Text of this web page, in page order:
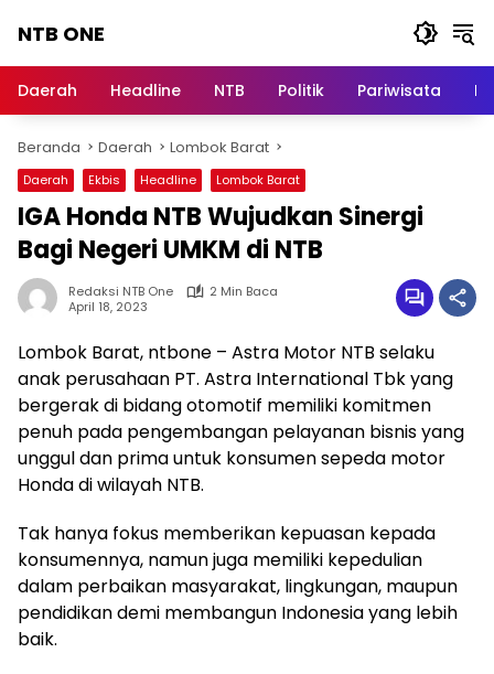
NTB ONE
dan
Berita
Lombok
Daerah Headline NTB Politik Pariwisata
Beranda Daerah Lombok Barat
Daerah Ekbis Headline Lombok Barat
IGA Honda NTB Wujudkan Sinergi
Bagi Negeri UMKM di NTB
Redaksi NTB One
2 Min Baca
April 18, 2023
Lombok Barat, ntbone – Astra Motor NTB selaku
anak perusahaan PT. Astra International Tbk yang
bergerak di bidang otomotif memiliki komitmen
penuh pada pengembangan pelayanan bisnis yang
unggul dan prima untuk konsumen sepeda motor
Honda di wilayah NTB.
Tak hanya fokus memberikan kepuasan kepada
konsumennya, namun juga memiliki kepedulian
dalam perbaikan masyarakat, lingkungan, maupun
pendidikan demi membangun Indonesia yang lebih
baik.